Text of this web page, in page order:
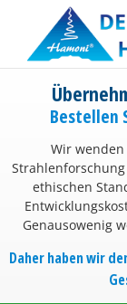
content
Bestellen
Wir
ethischen
Genausowenig
Daher haben wir